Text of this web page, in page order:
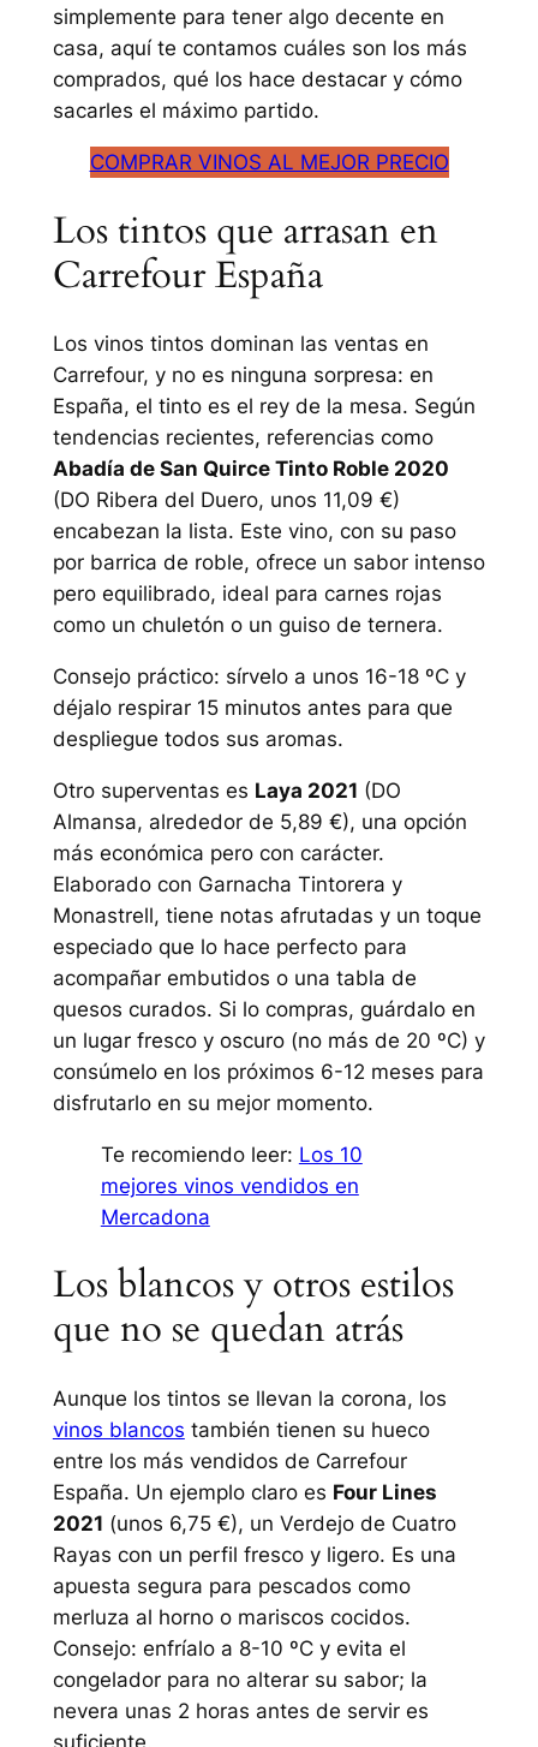
simplemente para tener algo decente en
casa, aquí te contamos cuáles son los más
comprados, qué los hace destacar y cómo
sacarles el máximo partido.
COMPRAR VINOS AL MEJOR PRECIO
Los tintos que arrasan en
Carrefour España
Los vinos tintos dominan las ventas en
Carrefour, y no es ninguna sorpresa: en
España, el tinto es el rey de la mesa. Según
tendencias recientes, referencias como
Abadía de San Quirce Tinto Roble 2020
(DO Ribera del Duero, unos 11,09 €)
encabezan la lista. Este vino, con su paso
por barrica de roble, ofrece un sabor intenso
pero equilibrado, ideal para carnes rojas
como un chuletón o un guiso de ternera.
Consejo práctico: sírvelo a unos 16-18 ºC y
déjalo respirar 15 minutos antes para que
despliegue todos sus aromas.
Otro superventas es Laya 2021 (DO
Almansa, alrededor de 5,89 €), una opción
más económica pero con carácter.
Elaborado con Garnacha Tintorera y
Monastrell, tiene notas afrutadas y un toque
especiado que lo hace perfecto para
acompañar embutidos o una tabla de
quesos curados. Si lo compras, guárdalo en
un lugar fresco y oscuro (no más de 20 ºC) y
consúmelo en los próximos 6-12 meses para
disfrutarlo en su mejor momento.
Te recomiendo leer: Los 10
mejores vinos vendidos en
Mercadona
Los blancos y otros estilos
que no se quedan atrás
Aunque los tintos se llevan la corona, los
vinos blancos también tienen su hueco
entre los más vendidos de Carrefour
España. Un ejemplo claro es Four Lines
2021 (unos 6,75 €), un Verdejo de Cuatro
Rayas con un perfil fresco y ligero. Es una
apuesta segura para pescados como
merluza al horno o mariscos cocidos.
Consejo: enfríalo a 8-10 ºC y evita el
congelador para no alterar su sabor; la
nevera unas 2 horas antes de servir es